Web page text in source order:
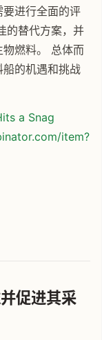
进行全面的评
的替代方案，并
燃料。 总体而
的机遇和挑战
a Snag
item?
促进其采